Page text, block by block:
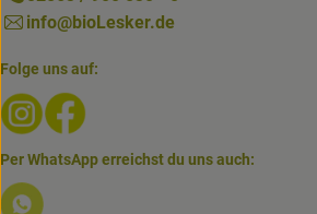
info@bioLesker.de
Folge uns auf:
Externer Link zu https://
Per WhatsApp erreichst du uns auch:
Externer Link zu https://